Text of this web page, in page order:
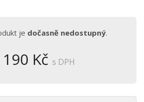
je dočasně nedostupný.
Kč s DPH